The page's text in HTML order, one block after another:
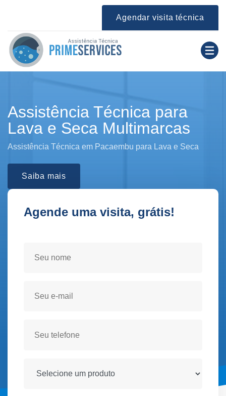
Agendar visita técnica
Assistência Técnica para
Lava e Seca Multimarcas
Assistência Técnica em Pacaembu para Lava e Seca
Saiba mais
Agende uma visita, grátis!